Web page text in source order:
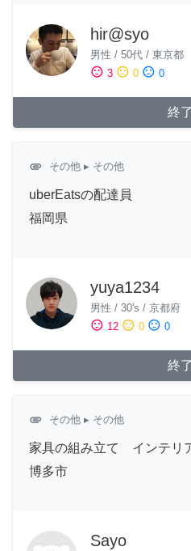
hir@syo
男性 / 50代 / 東京都
sentiment_satisfied 3 sentiment_neutral 0 sentiment_dissatisfied 0
終了
attachment その他 ▸ その他
uberEatsの配達員
福岡県
yuya1234
男性 / 30's / 京都府
sentiment_satisfied 12 sentiment_neutral 0 sentiment_dissatisfied 0
終了
attachment その他 ▸ その他
家具の組み立て インテリ
博多市
Sayo